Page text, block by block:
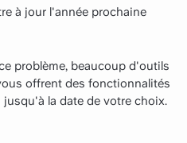
à jour l'année prochaine
problème, beaucoup d'outils
offrent des fonctionnalités
la date de votre choix.